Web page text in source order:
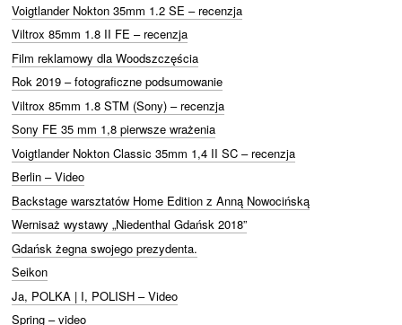
Voigtlander Nokton 35mm 1.2 SE – recenzja
Viltrox 85mm 1.8 II FE – recenzja
Film reklamowy dla Woodszczęścia
Rok 2019 – fotograficzne podsumowanie
Viltrox 85mm 1.8 STM (Sony) – recenzja
Sony FE 35 mm 1,8 pierwsze wrażenia
Voigtlander Nokton Classic 35mm 1,4 II SC – recenzja
Berlin – Video
Backstage warsztatów Home Edition z Anną Nowocińską
Wernisaż wystawy „Niedenthal Gdańsk 2018”
Gdańsk żegna swojego prezydenta.
Seikon
Ja, POLKA | I, POLISH – Video
Spring – video